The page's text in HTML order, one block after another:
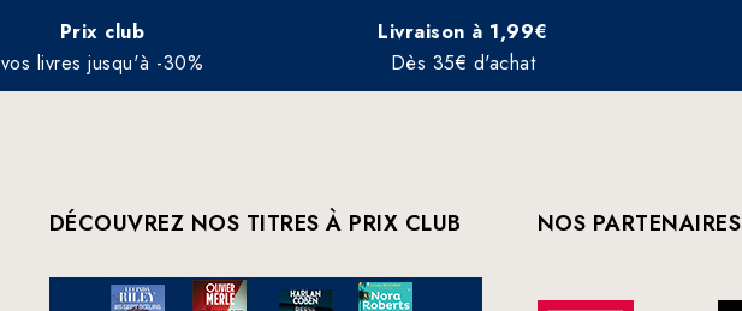
Prix club
vos livres jusqu'à -30%
Livraison à 1,99€
Dès 35€ d'achat
DÉCOUVREZ NOS TITRES À PRIX CLUB NOS PARTENAIRES